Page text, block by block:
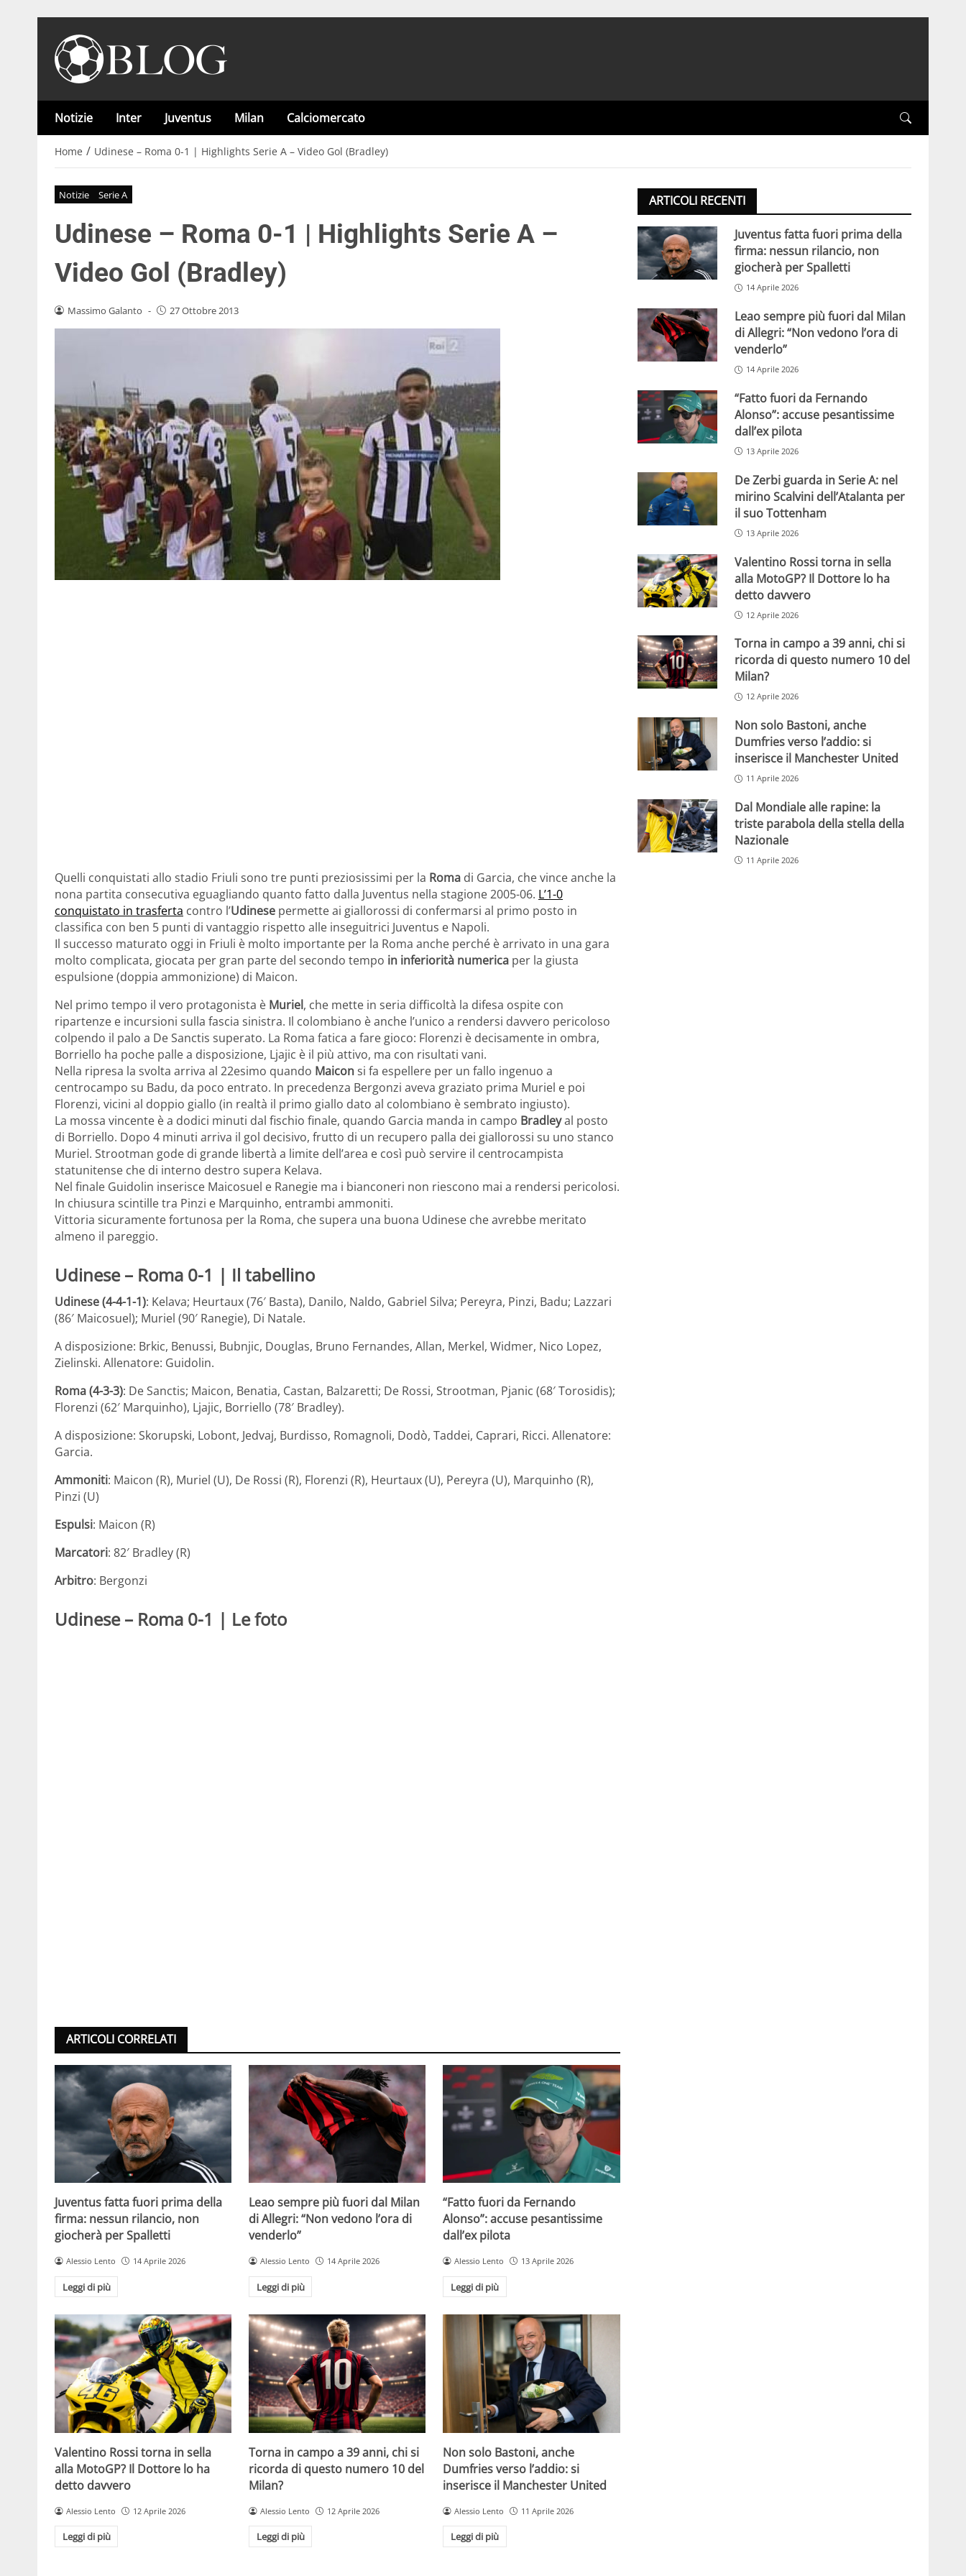
Notizie Inter Juventus Milan Calciomercato
Home / Udinese – Roma 0-1 | Highlights Serie A – Video Gol (Bradley)
Notizie Serie A
Udinese – Roma 0-1 | Highlights Serie A –
Video Gol (Bradley)
Massimo Galanto - 27 Ottobre 2013
Quelli conquistati allo stadio Friuli sono tre punti preziosissimi per la Roma di Garcia, che vince anche la
nona partita consecutiva eguagliando quanto fatto dalla Juventus nella stagione 2005-06. L’1-0
conquistato in trasferta contro l’Udinese permette ai giallorossi di confermarsi al primo posto in
classifica con ben 5 punti di vantaggio rispetto alle inseguitrici Juventus e Napoli.
Il successo maturato oggi in Friuli è molto importante per la Roma anche perché è arrivato in una gara
molto complicata, giocata per gran parte del secondo tempo in inferiorità numerica per la giusta
espulsione (doppia ammonizione) di Maicon.
Nel primo tempo il vero protagonista è Muriel, che mette in seria difficoltà la difesa ospite con
ripartenze e incursioni sulla fascia sinistra. Il colombiano è anche l’unico a rendersi davvero pericoloso
colpendo il palo a De Sanctis superato. La Roma fatica a fare gioco: Florenzi è decisamente in ombra,
Borriello ha poche palle a disposizione, Ljajic è il più attivo, ma con risultati vani.
Nella ripresa la svolta arriva al 22esimo quando Maiconsi fa espellere per un fallo ingenuo a
centrocampo su Badu, da poco entrato. In precedenza Bergonzi aveva graziato prima Muriel e poi
Florenzi, vicini al doppio giallo (in realtà il primo giallo dato al colombiano è sembrato ingiusto).
La mossa vincente è a dodici minuti dal fischio finale, quando Garcia manda in campo Bradleyal posto
di Borriello. Dopo 4 minuti arriva il gol decisivo, frutto di un recupero palla dei giallorossi su uno stanco
Muriel. Strootman gode di grande libertà a limite dell’area e così può servire il centrocampista
statunitense che di interno destro supera Kelava.
Nel finale Guidolin inserisce Maicosuel e Ranegie ma i bianconeri non riescono mai a rendersi pericolosi.
In chiusura scintille tra Pinzi e Marquinho, entrambi ammoniti.
Vittoria sicuramente fortunosa per la Roma, che supera una buona Udinese che avrebbe meritato
almeno il pareggio.
Udinese – Roma 0-1 | Il tabellino
Udinese (4-4-1-1): Kelava; Heurtaux (76′ Basta), Danilo, Naldo, Gabriel Silva; Pereyra, Pinzi, Badu; Lazzari
(86′ Maicosuel); Muriel (90′ Ranegie), Di Natale.
A disposizione: Brkic, Benussi, Bubnjic, Douglas, Bruno Fernandes, Allan, Merkel, Widmer, Nico Lopez,
Zielinski. Allenatore: Guidolin.
Roma (4-3-3): De Sanctis; Maicon, Benatia, Castan, Balzaretti; De Rossi, Strootman, Pjanic (68′ Torosidis);
Florenzi (62′ Marquinho), Ljajic, Borriello (78′ Bradley).
A disposizione: Skorupski, Lobont, Jedvaj, Burdisso, Romagnoli, Dodò, Taddei, Caprari, Ricci. Allenatore:
Garcia.
Ammoniti: Maicon (R), Muriel (U), De Rossi (R), Florenzi (R), Heurtaux (U), Pereyra (U), Marquinho (R),
Pinzi (U)
Espulsi: Maicon (R)
Marcatori: 82′ Bradley (R)
Arbitro: Bergonzi
Udinese – Roma 0-1 | Le foto
ARTICOLI CORRELATI
Juventus fatta fuori prima della
firma: nessun rilancio, non
giocherà per Spalletti
Alessio Lento 14 Aprile 2026
Leggi di più
Leao sempre più fuori dal Milan
di Allegri: “Non vedono l’ora di
venderlo”
Alessio Lento 14 Aprile 2026
Leggi di più
“Fatto fuori da Fernando
Alonso”: accuse pesantissime
dall’ex pilota
Alessio Lento 13 Aprile 2026
Leggi di più
Valentino Rossi torna in sella
alla MotoGP? Il Dottore lo ha
detto davvero
Alessio Lento 12 Aprile 2026
Leggi di più
Torna in campo a 39 anni, chi si
ricorda di questo numero 10 del
Milan?
Alessio Lento 12 Aprile 2026
Leggi di più
Non solo Bastoni, anche
Dumfries verso l’addio: si
inserisce il Manchester United
Alessio Lento 11 Aprile 2026
Leggi di più
ARTICOLI RECENTI
Juventus fatta fuori prima della
firma: nessun rilancio, non
giocherà per Spalletti
14 Aprile 2026
Leao sempre più fuori dal Milan
di Allegri: “Non vedono l’ora di
venderlo”
14 Aprile 2026
“Fatto fuori da Fernando
Alonso”: accuse pesantissime
dall’ex pilota
13 Aprile 2026
De Zerbi guarda in Serie A: nel
mirino Scalvini dell’Atalanta per
il suo Tottenham
13 Aprile 2026
Valentino Rossi torna in sella
alla MotoGP? Il Dottore lo ha
detto davvero
12 Aprile 2026
Torna in campo a 39 anni, chi si
ricorda di questo numero 10 del
Milan?
12 Aprile 2026
Non solo Bastoni, anche
Dumfries verso l’addio: si
inserisce il Manchester United
11 Aprile 2026
Dal Mondiale alle rapine: la
triste parabola della stella della
Nazionale
11 Aprile 2026